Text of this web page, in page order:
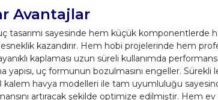
Avantajlar
tasarımı sayesinde hem küçük komponentlerde
kazandırır. Hem hobi projelerinde hem
kaplaması uzun süreli kullanımda
yapısı, uç formunun bozulmasını engeller. Sürekli
kalem havya modelleri ile tam uyumluluğu
artıracak şekilde optimize edilmiştir. Hem